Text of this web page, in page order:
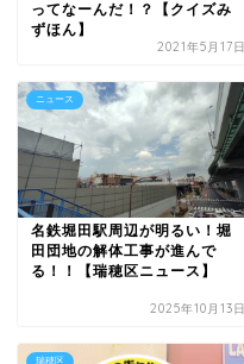
ってなーんだ！？【クイズみ
ずほん】
2021年5月17日
ニュース
名鉄堀田駅周辺が明るい！堀
田団地の解体工事が進んで
る！！【瑞穂区ニュース】
2025年10月13日
瑞穂区